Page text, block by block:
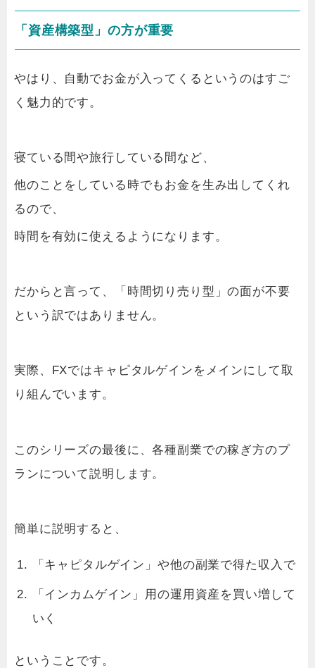
「資産構築型」の方が重要
やはり、自動でお金が入ってくるというのはすご
く魅力的です。
寝ている間や旅行している間など、
他のことをしている時でもお金を生み出してくれ
るので、
時間を有効に使えるようになります。
だからと言って、「時間切り売り型」の面が不要
という訳ではありません。
実際、FXではキャピタルゲインをメインにして取
り組んでいます。
このシリーズの最後に、各種副業での稼ぎ方のプ
ランについて説明します。
簡単に説明すると、
「キャピタルゲイン」や他の副業で得た収入で
「インカムゲイン」用の運用資産を買い増して
いく
ということです。